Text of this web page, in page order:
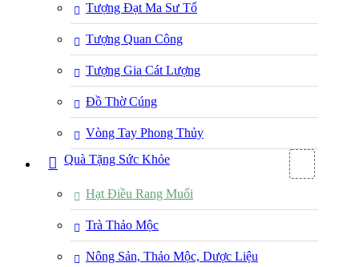
Tượng Đạt Ma Sư Tổ
Tượng Quan Công
Tượng Gia Cát Lượng
Đồ Thờ Cúng
Vòng Tay Phong Thủy
Quà Tặng Sức Khỏe
Hạt Điều Rang Muối
Trà Thảo Mộc
Nông Sản, Thảo Mộc, Dược Liệu